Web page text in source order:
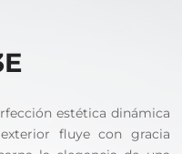
estética dinámica
fluye con gracia